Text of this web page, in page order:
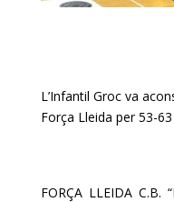
L’Infantil Groc va
Força Lleida per 53-
FORÇA LLEIDA